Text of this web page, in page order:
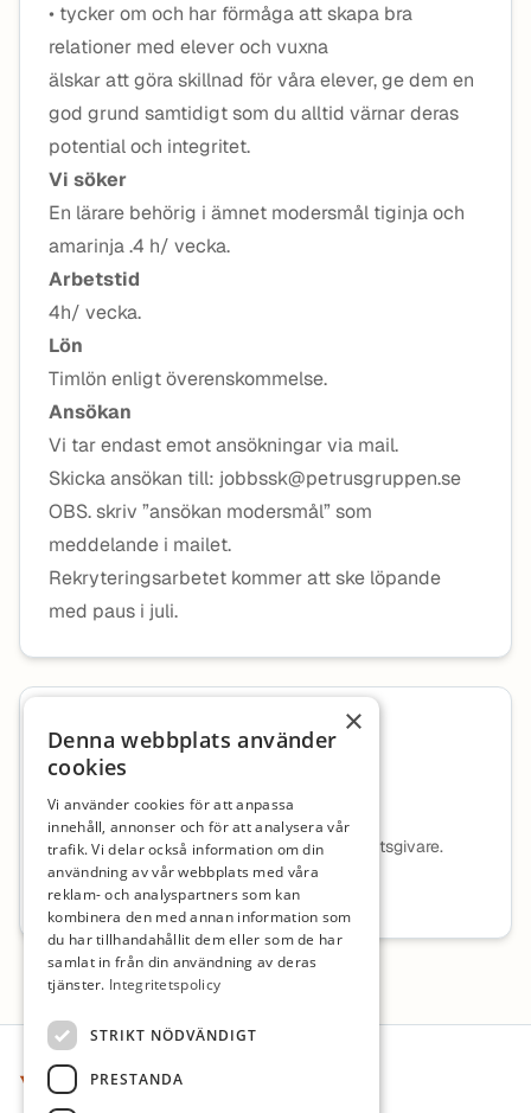
• tycker om och har förmåga att skapa bra
relationer med elever och vuxna
älskar att göra skillnad för våra elever, ge dem en
god grund samtidigt som du alltid värnar deras
potential och integritet.
Vi söker
En lärare behörig i ämnet modersmål tiginja och
amarinja .4 h/ vecka.
Arbetstid
4h/ vecka.
Lön
Timlön enligt överenskommelse.
Ansökan
Vi tar endast emot ansökningar via mail.
Skicka ansökan till: jobbssk@petrusgruppen.se
OBS. skriv ”ansökan modersmål” som
meddelande i mailet.
Rekryteringsarbetet kommer att ske löpande
med paus i juli.
Arbetsgivare
Föreningen Stefanskolan
Ingen beskrivning tillgänglig för denna arbetsgivare.
Mer information om arbetsgivaren
Sidfot
×
Denna webbplats använder
cookies
Vi använder cookies för att anpassa
innehåll, annonser och för att analysera vår
trafik. Vi delar också information om din
användning av vår webbplats med våra
reklam- och analyspartners som kan
kombinera den med annan information som
du har tillhandahållit dem eller som de har
samlat in från din användning av deras
tjänster. Integritetspolicy
STRIKT NÖDVÄNDIGT
PRESTANDA